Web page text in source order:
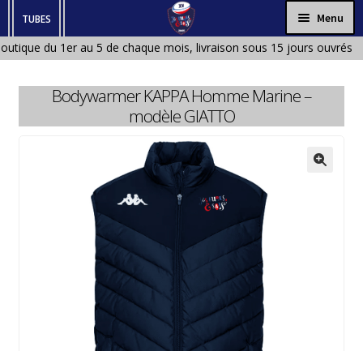
la
contenu
TUBES Menu
HOMME
ENFANT
BÉBÉ
ACCESSOIRES
du 1er au 5 de chaque mois, livraison sous 15 jours ouvrés à
fermée en Janvier et en Aout)
Bodywarmer KAPPA Homme Marine –
modèle GIATTO